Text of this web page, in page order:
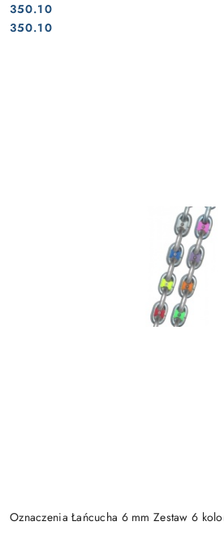
Cena:
350.10
Cena:
350.10
Oznaczenia Łańcucha 6 mm Zestaw 6